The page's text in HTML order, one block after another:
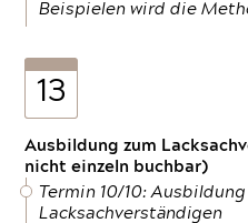
Beispielen wird die
13
Ausbildung zum
nicht einzeln buchbar)
Termin 10/10: Ausbildung
Lacksachverständigen